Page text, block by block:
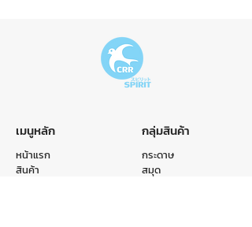
เมนูหลัก
หน้าแรก
สินค้า
กลุ่มสินค้า
กระดาษ
สมุด